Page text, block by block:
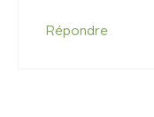
Répondre